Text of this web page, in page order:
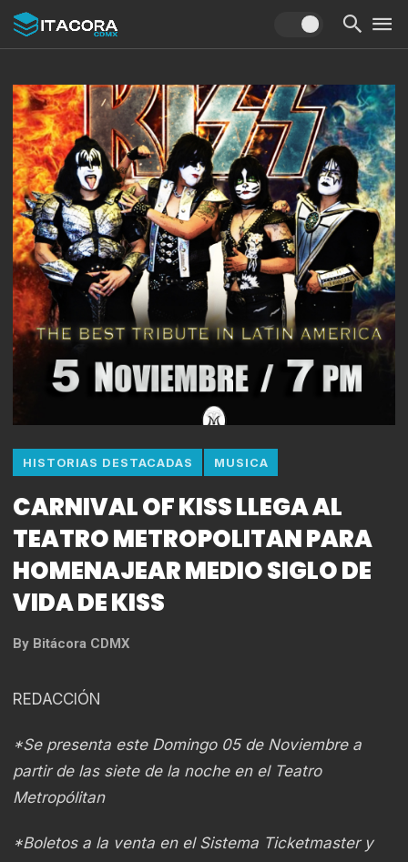
HISTORIAS DESTACADAS MUSICA
CARNIVAL OF KISS LLEGA AL
TEATRO METROPOLITAN PARA
HOMENAJEAR MEDIO SIGLO DE
VIDA DE KISS
By Bitácora CDMX
REDACCIÓN
*Se presenta este Domingo 05 de Noviembre a
partir de las siete de la noche en el Teatro
Metropólitan
*Boletos a la venta en el Sistema Ticketmaster y